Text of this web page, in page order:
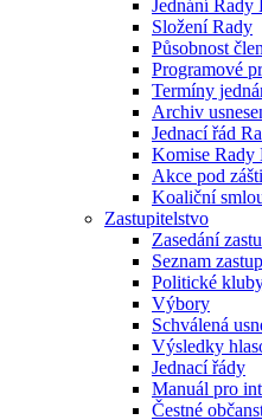
Jednání Rady
Složení Rady
Působnost
Programové
Termíny
Archiv
Jednací řád
Komise Rady
Akce pod
Koaliční
Zastupitelstvo
Zasedání
Seznam
Politické
Výbory
Schválená
Výsledky
Jednací řády
Manuál pro
Čestné